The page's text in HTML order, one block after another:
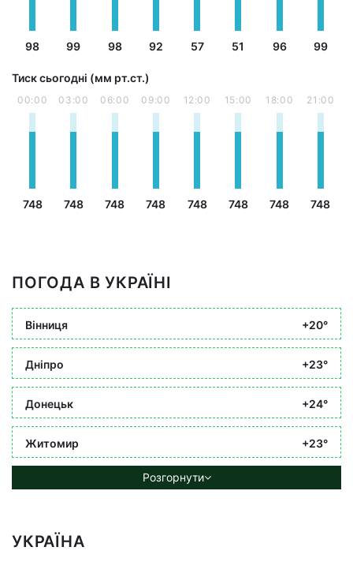
98 99 98 92 57 51 96 99
Тиск сьогодні (мм рт.ст.)
00:00
748
03:00
748
06:00
748
09:00
748
12:00
748
15:00
748
18:00
748
21:00
748
ПОГОДА В УКРАЇНІ
Вінниця +20°
Дніпро +23°
Донецьк +24°
Житомир +23°
Розгорнути
УКРАЇНА